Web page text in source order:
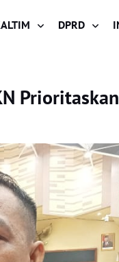
DPRD
Prioritaskan